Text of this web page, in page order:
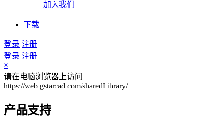
加入我们
下载
登录 注册
登录 注册
×
请在电脑浏览器上访问
https://web.gstarcad.com/sharedLibrary/
产品支持